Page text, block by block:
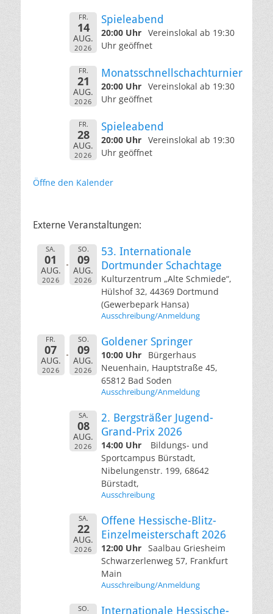
FR.
14
AUG.
2026
Spieleabend
20:00 Uhr Vereinslokal ab 19:30
Uhr geöffnet
FR.
21
AUG.
2026
Monatsschnellschachturnier
20:00 Uhr Vereinslokal ab 19:30
Uhr geöffnet
FR.
28
AUG.
2026
Spieleabend
20:00 Uhr Vereinslokal ab 19:30
Uhr geöffnet
Öffne den Kalender
Externe Veranstaltungen:
SA.
01
AUG.
2026
SO.
09
AUG.
2026
53. Internationale
Dortmunder Schachtage
Kulturzentrum „Alte Schmiede“,
Hülshof 32, 44369 Dortmund
(Gewerbepark Hansa)
Ausschreibung/Anmeldung
FR.
07
AUG.
2026
SO.
09
AUG.
2026
Goldener Springer
10:00 Uhr
Bürgerhaus
Neuenhain, Hauptstraße 45,
65812 Bad Soden
Ausschreibung/Anmeldung
SA.
08
AUG.
2026
2. Bergsträßer Jugend-
Grand-Prix 2026
14:00 Uhr
Bildungs- und
Sportcampus Bürstadt,
Nibelungenstr. 199, 68642
Bürstadt,
Ausschreibung
SA.
22
AUG.
2026
Offene Hessische-Blitz-
Einzelmeisterschaft 2026
12:00 Uhr Saalbau Griesheim
Schwarzerlenweg 57, Frankfurt
Main
Ausschreibung/Anmeldung
SO. Internationale Hessische-